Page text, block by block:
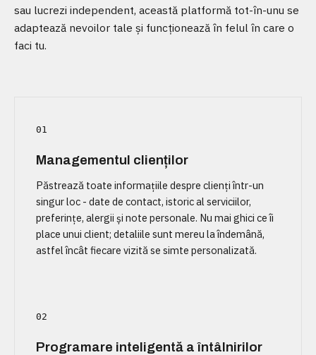
sau lucrezi independent, această platformă tot-în-unu se
adaptează nevoilor tale și funcționează în felul în care o
faci tu.
01
Managementul clienților
Păstrează toate informațiile despre clienți într-un
singur loc - date de contact, istoric al serviciilor,
preferințe, alergii și note personale. Nu mai ghici ce îi
place unui client; detaliile sunt mereu la îndemână,
astfel încât fiecare vizită se simte personalizată.
02
Programare inteligentă a întâlnirilor